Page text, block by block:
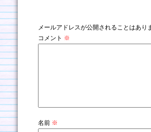
メールアドレスが公開されることはあり
コメント ※
名前 ※